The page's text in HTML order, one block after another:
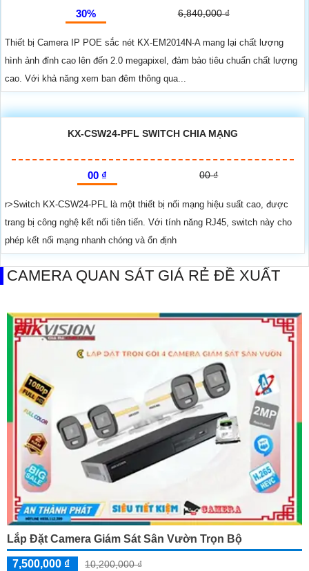
30% 6,840,000 ₫
Thiết bị Camera IP POE sắc nét KX-EM2014N-A mang lại chất lượng
hình ảnh đỉnh cao lên đến 2.0 megapixel, đảm bảo tiêu chuẩn chất lượng
cao. Với khả năng xem ban đêm thông qua...
KX-CSW24-PFL SWITCH CHIA MẠNG
00 ₫ 00 ₫
r>Switch KX-CSW24-PFL là một thiết bị nối mạng hiệu suất cao, được
trang bị công nghệ kết nối tiên tiến. Với tính năng RJ45, switch này cho
phép kết nối mạng nhanh chóng và ổn định
CAMERA QUAN SÁT GIÁ RẺ ĐỀ XUẤT
Lắp Đặt Camera Giám Sát Sân Vườn Trọn Bộ
7,500,000 ₫ 10,200,000 ₫